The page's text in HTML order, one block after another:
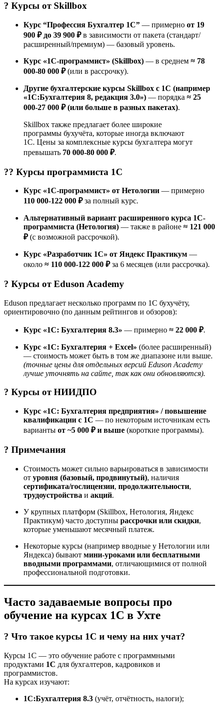
? Курсы от Skillbox
Курс “Профессия Бухгалтер 1С” — примерно от 19
900 ₽ до 39 900 ₽в зависимости от пакета (стандарт/
расширенный/премиум) — базовый уровень.
Курс «1С-программист» (Skillbox) — в среднем ≈ 78
000-80 000 ₽(или в рассрочку).
Другие бухгалтерские курсы Skillbox с 1С (например
«1С:Бухгалтерия 8, редакция 3.0») — порядка ≈ 25
000-27 000 ₽ (или больше в разных пакетах).
Skillbox также предлагает более широкие
программы бухучёта, которые иногда включают
1С. Цены за комплексные курсы бухгалтера могут
превышать 70 000-80 000 ₽.
?‍? Курсы программиста 1С
Курс «1С-программист» от Нетологии — примерно
110 000-122 000 ₽за полный курс.
Альтернативный вариант расширенного курса 1С-
программиста (Нетология) — также в районе ≈ 121 000
₽(с возможной рассрочкой).
Курс «Разработчик 1C» от Яндекс Практикум —
около ≈ 110 000-122 000 ₽за 6 месяцев (или рассрочка).
? Курсы отEduson Academy
Eduson предлагает несколько программ по 1С бухучёту,
ориентировочно (по данным рейтингов и обзоров):
Курс «1С: Бухгалтерия 8.3» — примерно ≈ 22 000 ₽.
Курс «1С: Бухгалтерия + Excel» (более расширенный)
— стоимость может быть в том же диапазоне или выше.
(точные цены для отдельных версий Eduson Academy
лучше уточнять на сайте, так как они обновляются).
? Курсы отНИИДПО
Курс «1С: Бухгалтерия предприятия» / повышение
квалификации с 1С — по некоторым источникам есть
варианты от ~5 000 ₽ и выше (короткие программы).
? Примечания
Стоимость может сильно варьироваться в зависимости
от уровня (базовый, продвинутый), наличия
сертификата/гослицензии, продолжительности,
трудоустройства и акций.
У крупных платформ (Skillbox, Нетология, Яндекс
Практикум) часто доступны рассрочки или скидки,
которые уменьшают месячный платеж.
Некоторые курсы (например вводные у Нетологии или
Яндекса) бывают мини-уроками или бесплатными
вводными программами, отличающимися от полной
профессиональной подготовки.
Часто задаваемые вопросы про
обучение на курсах 1С в Ухте
? Что такое курсы 1С и чему на них учат?
Курсы 1С — это обучение работе с программными
продуктами 1С для бухгалтеров, кадровиков и
программистов.
На курсах изучают:
1С:Бухгалтерия 8.3 (учёт, отчётность, налоги);